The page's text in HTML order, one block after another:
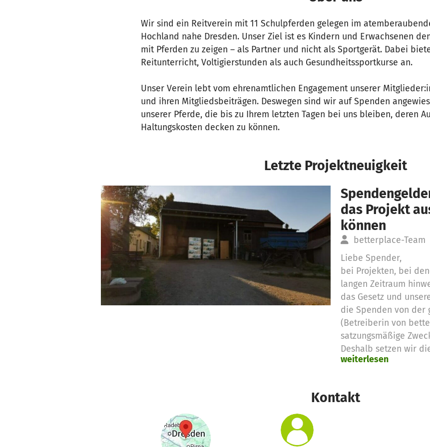
Wir sind ein Reitverein mit 11 Schulpferden gelegen im
Hochland nahe Dresden. Unser Ziel ist es Kindern und Erwachsenen
mit Pferden zu zeigen – als Partner und nicht als Sportgerät. Dabei
Reitunterricht, Voltigierstunden als auch Gesundheitssportkurse an.
Unser Verein lebt vom ehrenamtlichen Engagement unserer
und ihren Mitgliedsbeiträgen. Deswegen sind wir auf Spenden
unserer Pferde, die bis zu Ihrem letzten Tagen bei uns bleiben, deren
Haltungskosten decken zu können.
Letzte Projektneuigkeit
das Projekt
können
betterplace-Team
Liebe Spender,
bei Projekten, bei
langen Zeitraum
das Gesetz und
die Spenden von der
(Betreiberin von
satzungsmäßige
Deshalb setzen wir
Spendengelder für
weiterlesen
Kontakt